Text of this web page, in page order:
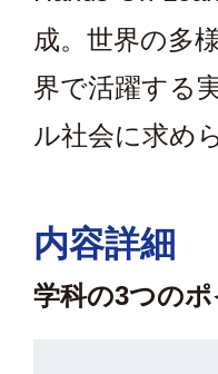
成。世界の多
界で活躍する
ル社会に求め
内容詳細
学科の3つのポ